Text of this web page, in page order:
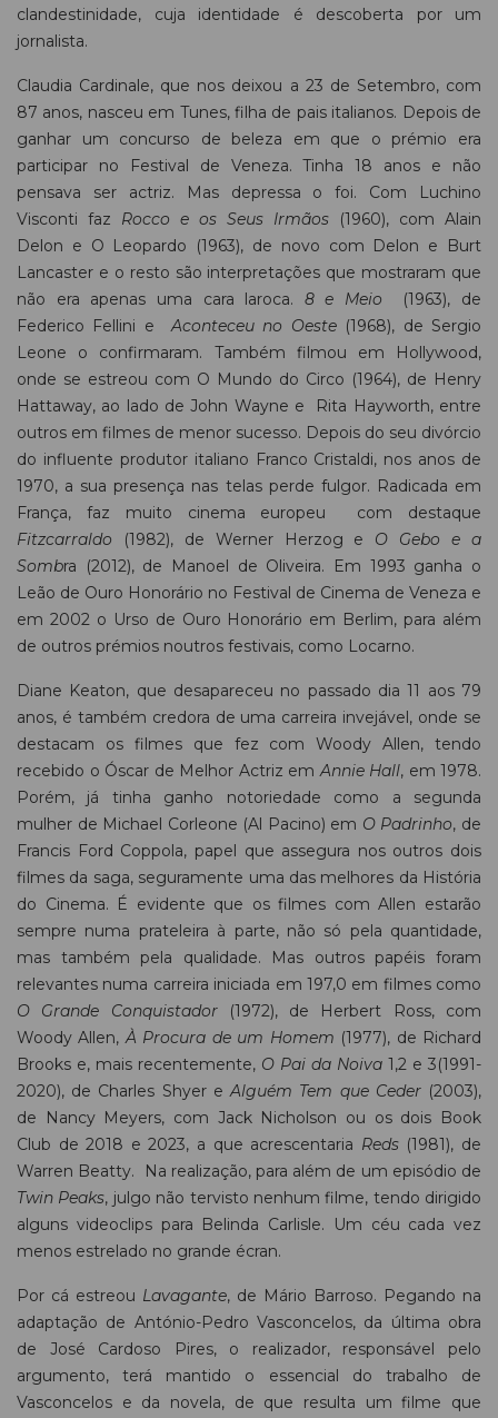
clandestinidade, cuja identidade é descoberta por um
jornalista.
Claudia Cardinale, que nos deixou a 23 de Setembro, com
87 anos, nasceu em Tunes, filha de pais italianos. Depois de
ganhar um concurso de beleza em que o prémio era
participar no Festival de Veneza. Tinha 18 anos e não
pensava ser actriz. Mas depressa o foi. Com Luchino
Visconti faz Rocco e os Seus Irmãos (1960), com Alain
Delon e O Leopardo (1963), de novo com Delon e Burt
Lancaster e o resto são interpretações que mostraram que
não era apenas uma cara laroca. 8 e Meio
(1963), de
Federico Fellini eAconteceu no Oeste(1968), de Sergio
Leone o confirmaram. Também filmou em Hollywood,
onde se estreou com O Mundo do Circo (1964), de Henry
Hattaway, ao lado de John Wayne e Rita Hayworth, entre
outros em filmes de menor sucesso. Depois do seu divórcio
do influente produtor italiano Franco Cristaldi, nos anos de
1970, a sua presença nas telas perde fulgor. Radicada em
França, faz muito cinema europeu com destaque
Fitzcarraldo (1982), de Werner Herzog e O Gebo e a
Sombra (2012), de Manoel de Oliveira. Em 1993 ganha o
Leão de Ouro Honorário no Festival de Cinema de Veneza e
em 2002 o Urso de Ouro Honorário em Berlim, para além
de outros prémios noutros festivais, como Locarno.
Diane Keaton, que desapareceu no passado dia 11 aos 79
anos, é também credora de uma carreira invejável, onde se
destacam os filmes que fez com Woody Allen, tendo
recebido o Óscar de Melhor Actriz emAnnie Hall, em 1978.
Porém, já tinha ganho notoriedade como a segunda
mulher de Michael Corleone (Al Pacino) em O Padrinho, de
Francis Ford Coppola, papel que assegura nos outros dois
filmes da saga, seguramente uma das melhores da História
do Cinema. É evidente que os filmes com Allen estarão
sempre numa prateleira à parte, não só pela quantidade,
mas também pela qualidade. Mas outros papéis foram
relevantes numa carreira iniciada em 197,0 em filmes como
O Grande Conquistador(1972), de Herbert Ross, com
Woody Allen,À Procura de um Homem (1977), de Richard
Brooks e, mais recentemente, O Pai da Noiva 1,2 e 3(1991-
2020), de Charles Shyer eAlguém Tem que Ceder(2003),
de Nancy Meyers, com Jack Nicholson ou os dois Book
Club de 2018 e 2023, a que acrescentaria Reds(1981), de
Warren Beatty. Na realização, para além de um episódio de
Twin Peaks, julgo não tervisto nenhum filme, tendo dirigido
alguns videoclips para Belinda Carlisle. Um céu cada vez
menos estrelado no grande écran.
Por cá estreou Lavagante, de Mário Barroso. Pegando na
adaptação de António-Pedro Vasconcelos, da última obra
de José Cardoso Pires, o realizador, responsável pelo
argumento, terá mantido o essencial do trabalho de
Vasconcelos e da novela, de que resulta um filme que